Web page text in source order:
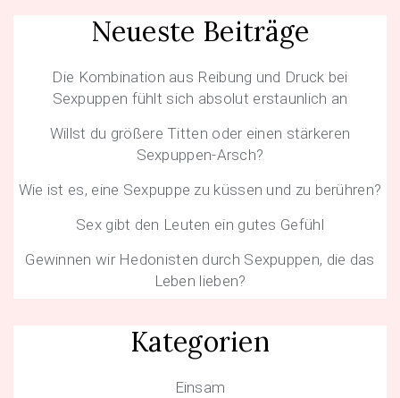
Neueste Beiträge
Die Kombination aus Reibung und Druck bei
Sexpuppen fühlt sich absolut erstaunlich an
Willst du größere Titten oder einen stärkeren
Sexpuppen-Arsch?
Wie ist es, eine Sexpuppe zu küssen und zu berühren?
Sex gibt den Leuten ein gutes Gefühl
Gewinnen wir Hedonisten durch Sexpuppen, die das
Leben lieben?
Kategorien
Einsam